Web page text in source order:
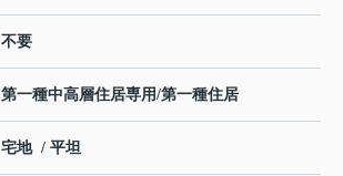
不要
第一種中高層住居専用/第一種住居
宅地 / 平坦